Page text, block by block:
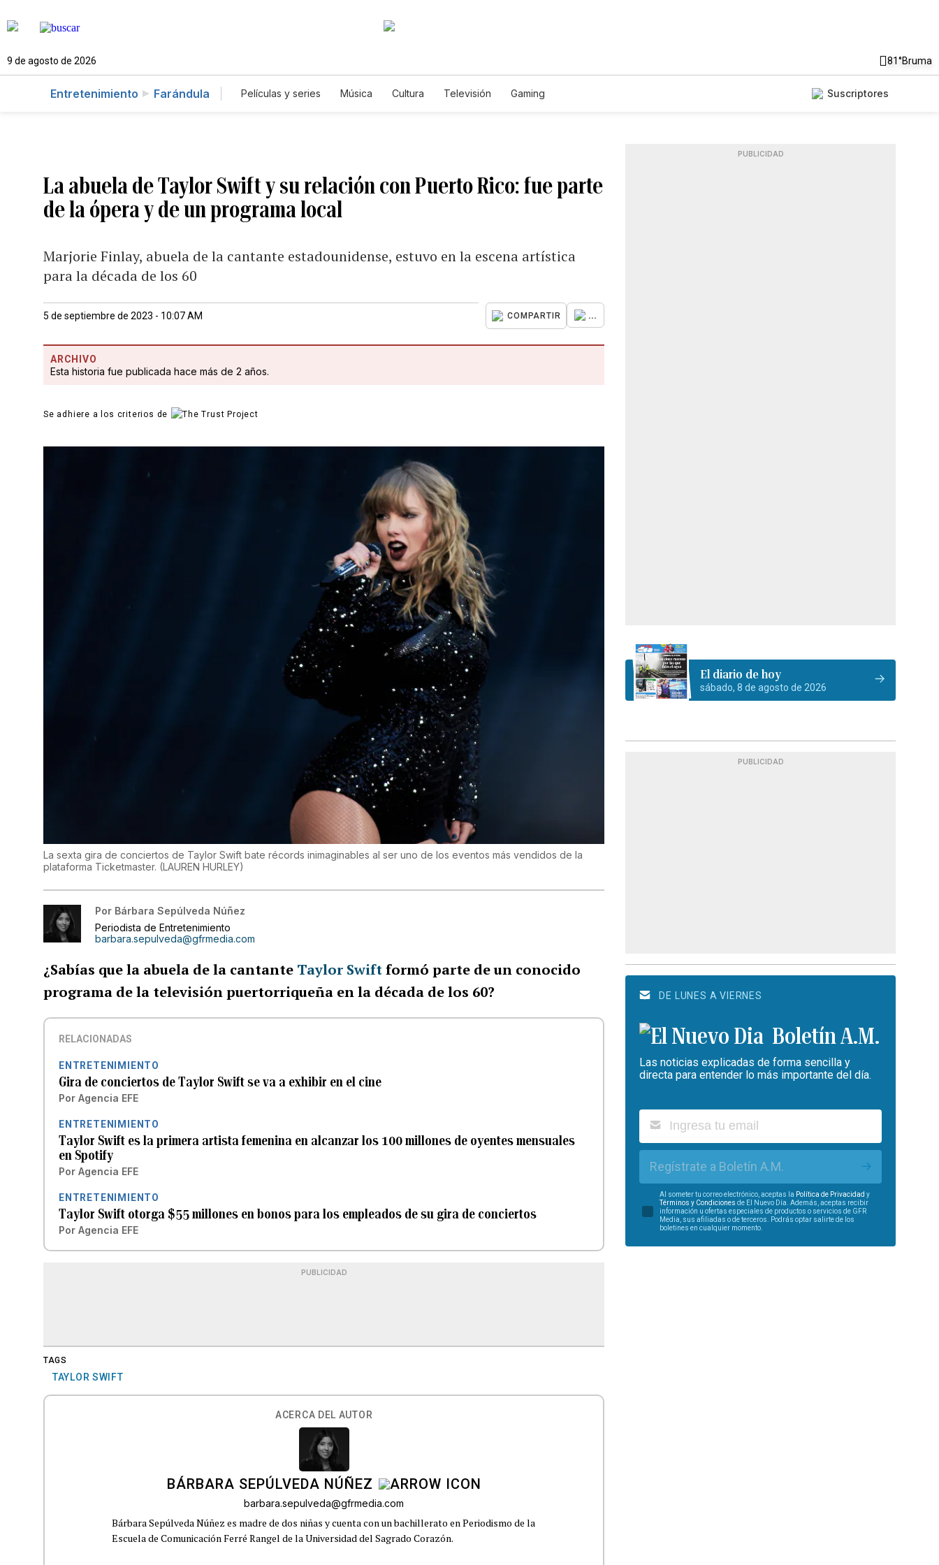
9 de agosto de 2026 81°Bruma
Entretenimiento Farándula Películas y series Música Cultura Televisión Gaming Suscriptores
La abuela de Taylor Swift y su relación con Puerto Rico: fue parte
de la ópera y de un programa local
Marjorie Finlay, abuela de la cantante estadounidense, estuvo en la escena artística
para la década de los 60
5 de septiembre de 2023 - 10:07 AM COMPARTIR ...
ARCHIVO
Esta historia fue publicada hace más de 2 años.
Se adhiere a los criterios de
La sexta gira de conciertos de Taylor Swift bate récords inimaginables al ser uno de los eventos más vendidos de la
plataforma Ticketmaster. (LAUREN HURLEY)
Por Bárbara Sepúlveda Núñez
Periodista de Entretenimiento
barbara.sepulveda@gfrmedia.com
¿Sabías que la abuela de la cantante Taylor Swiftformó parte de un conocido
programa de la televisión puertorriqueña en la década de los 60?
RELACIONADAS
ENTRETENIMIENTO
Gira de conciertos de Taylor Swift se va a exhibir en el cine
Por Agencia EFE
ENTRETENIMIENTO
Taylor Swift es la primera artista femenina en alcanzar los 100 millones de oyentes mensuales
en Spotify
Por Agencia EFE
ENTRETENIMIENTO
Taylor Swift otorga $55 millones en bonos para los empleados de su gira de conciertos
Por Agencia EFE
PUBLICIDAD
TAGS
TAYLOR SWIFT
ACERCA DEL AUTOR
BÁRBARA SEPÚLVEDA NÚÑEZ
barbara.sepulveda@gfrmedia.com
Bárbara Sepúlveda Núñez es madre de dos niñas y cuenta con un bachillerato en Periodismo de la
Escuela de Comunicación Ferré Rangel de la Universidad del Sagrado Corazón.
PUBLICIDAD
El diario de hoy
sábado, 8 de agosto de 2026
PUBLICIDAD
DE LUNES A VIERNES
Boletín A.M.
Las noticias explicadas de forma sencilla y
directa para entender lo más importante del día.
Regístrate a Boletín A.M.
Al someter tu correo electrónico, aceptas la Política de Privacidad y
Términos y Condiciones de El Nuevo Día. Además, aceptas recibir
información u ofertas especiales de productos o servicios de GFR
Media, sus afiliadas o de terceros. Podrás optar salirte de los
boletines en cualquier momento.